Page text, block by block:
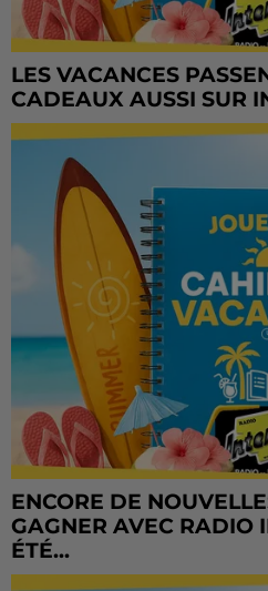
LES VACANCES
CADEAUX AUSSI SUR
ENCORE DE
GAGNER AVEC RADIO
ÉTÉ...